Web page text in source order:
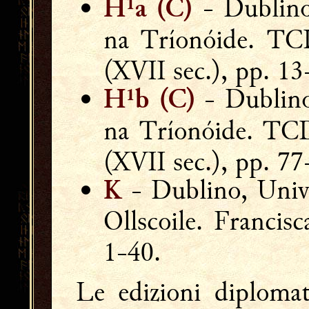
H¹a (C)-
na Tríonóide.
(XVII sec.), pp.
H¹b (C) -
na Tríonóide.
(XVII sec.), pp.
K- Dublino,
Ollscoile.
1-40.
Le edizioni